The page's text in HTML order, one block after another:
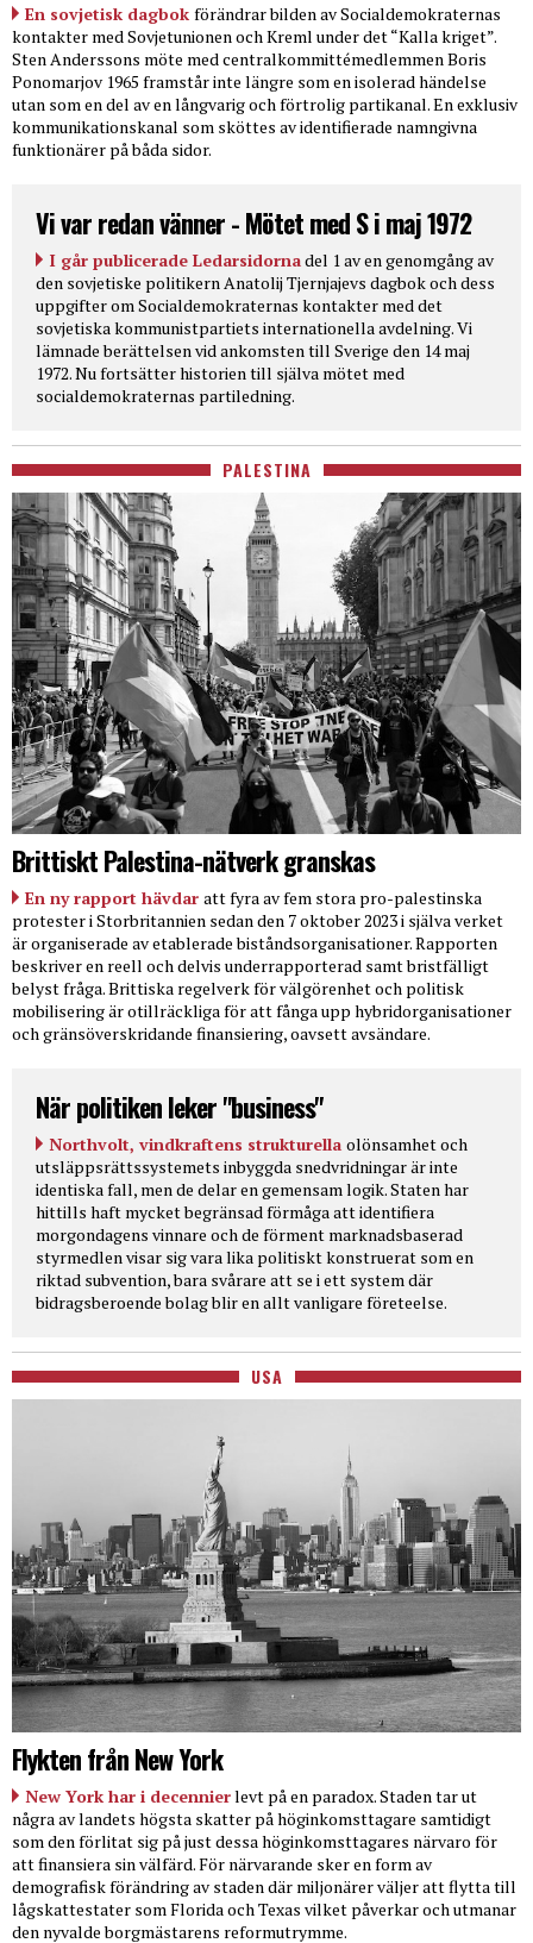
En sovjetisk dagbok förändrar bilden av Socialdemokraternas
kontakter med Sovjetunionen och Kreml under det “Kalla kriget”.
Sten Anderssons möte med centralkommittémedlemmen Boris
Ponomarjov 1965 framstår inte längre som en isolerad händelse
utan som en del av en långvarig och förtrolig partikanal. En exklusiv
kommunikationskanal som sköttes av identifierade namngivna
funktionärer på båda sidor.
Vi var redan vänner - Mötet med S i maj 1972
I går publicerade Ledarsidornadel 1 av en genomgång av
den sovjetiske politikern Anatolij Tjernjajevs dagbok och dess
uppgifter om Socialdemokraternas kontakter med det
sovjetiska kommunistpartiets internationella avdelning. Vi
lämnade berättelsen vid ankomsten till Sverige den 14 maj
1972. Nu fortsätter historien till själva mötet med
socialdemokraternas partiledning.
PALESTINA
Brittiskt Palestina-nätverk granskas
En ny rapport hävdar att fyra av fem stora pro-palestinska
protester i Storbritannien sedan den 7 oktober 2023 i själva verket
är organiserade av etablerade biståndsorganisationer. Rapporten
beskriver en reell och delvis underrapporterad samt bristfälligt
belyst fråga. Brittiska regelverk för välgörenhet och politisk
mobilisering är otillräckliga för att fånga upp hybridorganisationer
och gränsöverskridande finansiering, oavsett avsändare.
När politiken leker "business"
Northvolt, vindkraftens strukturella olönsamhet och
utsläppsrättssystemets inbyggda snedvridningar är inte
identiska fall, men de delar en gemensam logik. Staten har
hittills haft mycket begränsad förmåga att identifiera
morgondagens vinnare och de förment marknadsbaserad
styrmedlen visar sig vara lika politiskt konstruerat som en
riktad subvention, bara svårare att se i ett system där
bidragsberoende bolag blir en allt vanligare företeelse.
USA
Flykten från New York
New York har i decennierlevt på en paradox. Staden tar ut
några av landets högsta skatter på höginkomsttagare samtidigt
som den förlitat sig på just dessa höginkomsttagares närvaro för
att finansiera sin välfärd. För närvarande sker en form av
demografisk förändring av staden där miljonärer väljer att flytta till
lågskattestater som Florida och Texas vilket påverkar och utmanar
den nyvalde borgmästarens reformutrymme.